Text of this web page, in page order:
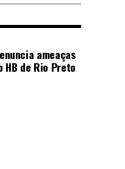
ameaças
de Rio Preto